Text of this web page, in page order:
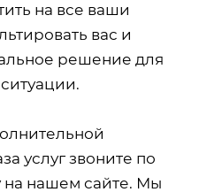
на все ваши
вас и
решение для
услуг звоните по
на нашем сайте. Мы